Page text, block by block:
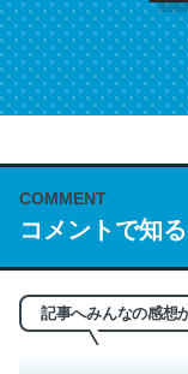
COMMENT
コメントで知る
記事へみんなの感想
これは名文。彼
う。英語少しで
れ好き。Let’s
─今のこの状況が信